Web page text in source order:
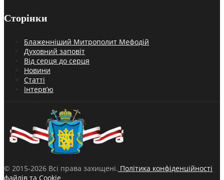
Сторінки
Блаженніший Митрополит Мефодій
Духовний заповіт
Від серця до серця
Новини
Статті
Інтерв’ю
© 2015-2026 Всі права захищені. Політика конфіденційності
файлів та Cookie